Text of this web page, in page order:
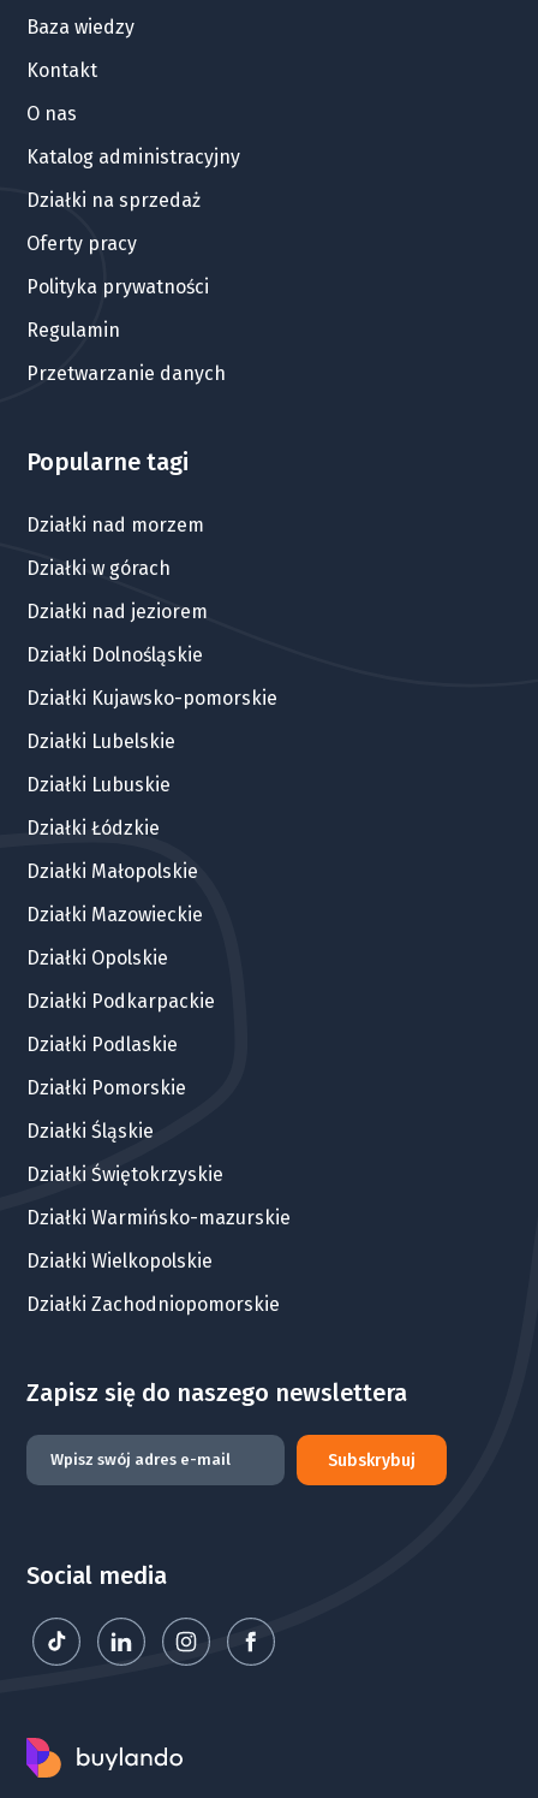
Baza wiedzy
Kontakt
O nas
Katalog administracyjny
Działki na sprzedaż
Oferty pracy
Polityka prywatności
Regulamin
Przetwarzanie danych
Popularne tagi
Działki nad morzem
Działki w górach
Działki nad jeziorem
Działki Dolnośląskie
Działki Kujawsko-pomorskie
Działki Lubelskie
Działki Lubuskie
Działki Łódzkie
Działki Małopolskie
Działki Mazowieckie
Działki Opolskie
Działki Podkarpackie
Działki Podlaskie
Działki Pomorskie
Działki Śląskie
Działki Świętokrzyskie
Działki Warmińsko-mazurskie
Działki Wielkopolskie
Działki Zachodniopomorskie
Zapisz się do naszego newslettera
Subskrybuj
Social media